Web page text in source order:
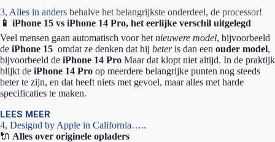
3, Alles in anders behalve het belangrijkste onderdeel, de processor!
📱 iPhone 15 vs iPhone 14 Pro, het eerlijke verschil uitgelegd
Veel mensen gaan automatisch voor het nieuwere model, bijvoorbeeld
de iPhone 15 omdat ze denken dat hij beteris dan een ouder model,
bijvoorbeeld de iPhone 14 Pro Maar dat klopt niet altijd. In de praktijk
blijkt de iPhone 14 Pro op meerdere belangrijke punten nog steeds
beter te zijn, en dat heeft niets met gevoel, maar alles met harde
specificaties te maken.
LEES MEER
4, Designd by Apple in California…..
🔌 Alles over originele opladers